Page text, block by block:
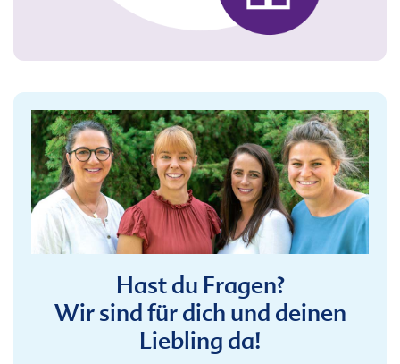
Hast du Fragen?
Wir sind für dich und deinen
Liebling da!